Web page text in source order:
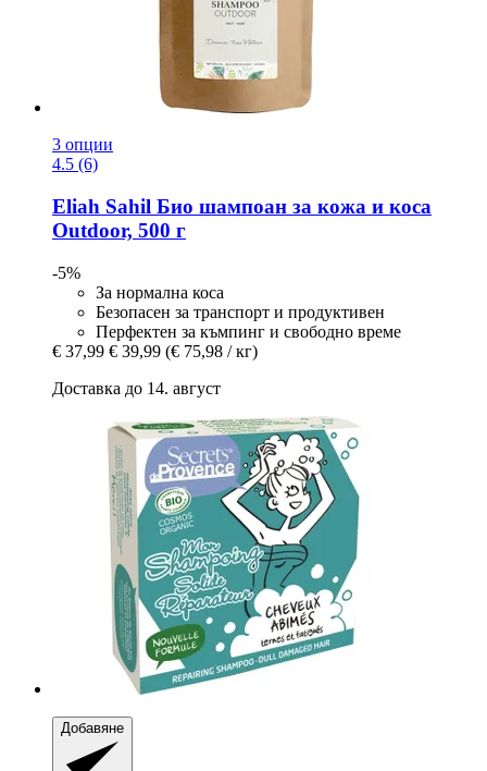
3 опции
4.5 (6)
Eliah Sahil Био шампоан за кожа и коса
Outdoor, 500 г
-5%
За нормална коса
Безопасен за транспорт и продуктивен
Перфектен за къмпинг и свободно време
€ 37,99 € 39,99 (€ 75,98 / кг)
Доставка до 14. август
Добавяне